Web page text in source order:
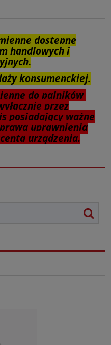
dostępne
handlowych i
konsumenckiej.
do palników
przez
posiadający ważne
uprawnienia
urządzenia.